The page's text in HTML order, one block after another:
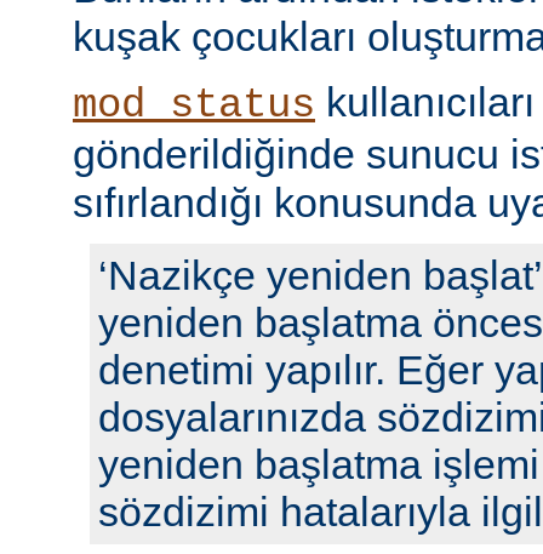
kuşak çocukları
mod_status
gönderildiğinde sunucu
sıfırlandığı konusunda
‘Nazikçe yeniden
yeniden başlatma
denetimi yapılır. Eğer
dosyalarınızda
yeniden başlatma
sözdizimi hatalarıyla